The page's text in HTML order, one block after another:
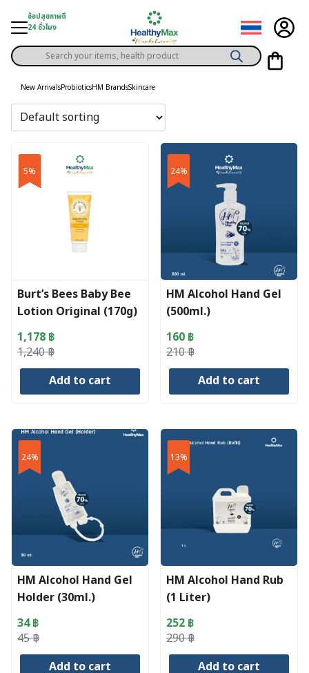
content
ช้อปสุขภาพดี
24 ชั่วโมง
Solution
Privilege
Content
Products
search
New ArrivalsProbioticsHM BrandsSkincare
5%
Burt’s Bees Baby Bee
Lotion Original (170g)
1,240฿
Original
price
1,178 ฿
Current
price
Add to cart
24%
HM Alcohol Hand Gel
(500ml.)
210฿
Original
price
160 ฿
Current
price
Add to cart
24%
HM Alcohol Hand Gel
Holder (30ml.)
45฿
Original
price
34฿
Current
price
Add to cart
13%
HM Alcohol Hand Rub
(1 Liter)
290฿
Original
price
252 ฿
Current
price
Add to cart